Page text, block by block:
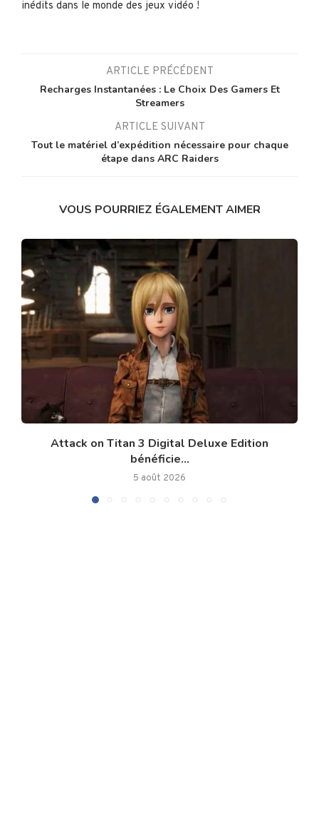
inédits dans le monde des jeux vidéo !
ARTICLE PRÉCÉDENT
Recharges Instantanées : Le Choix Des Gamers Et
Streamers
ARTICLE SUIVANT
Tout le matériel d’expédition nécessaire pour chaque
étape dans ARC Raiders
VOUS POURRIEZ ÉGALEMENT AIMER
Attack on Titan 3 Digital Deluxe Edition
bénéficie...
5 août 2026